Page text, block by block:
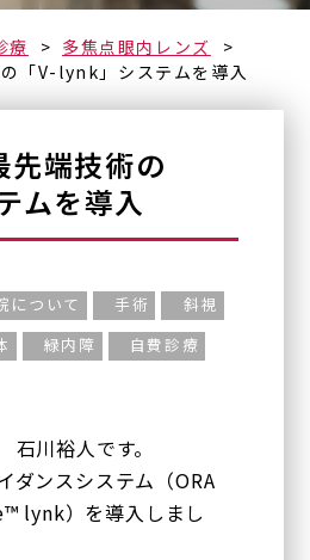
療
多焦点眼内レンズ
「V-lynk」システムを導入
端技術の
ムを導入
について 手術
斜視
緑内障 自費診療
川裕人です。
ダンスシステム（ORA
lynk）を導入しまし